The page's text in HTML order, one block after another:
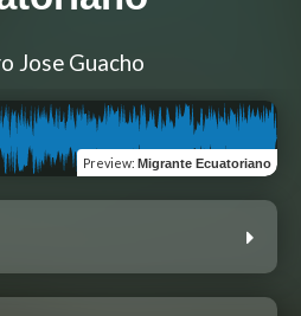
Jose Guacho
Preview: Migrante Ecuatoriano